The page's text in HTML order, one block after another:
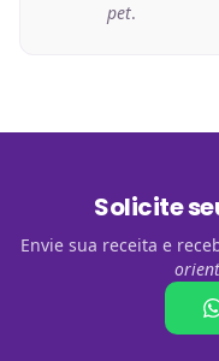
pet.
Solicite
Envie sua receita e